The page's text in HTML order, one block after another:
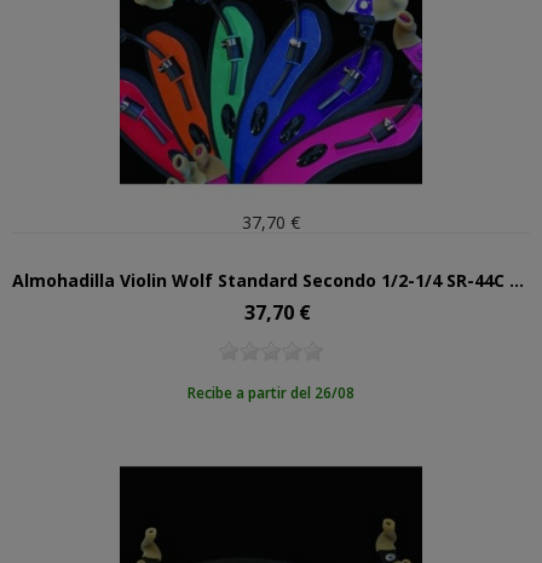
37,70 €
Almohadilla Violin Wolf Standard Secondo 1/2-1/4 SR-44C Purpura
Precio
37,70 €
Recibe a partir del 26/08